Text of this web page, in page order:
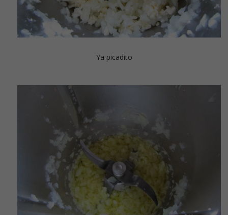
Ya picadito